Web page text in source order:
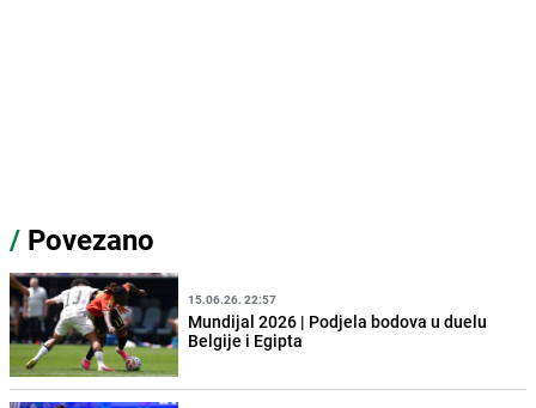
/ Povezano
15.06.26. 22:57
Mundijal 2026 | Podjela bodova u duelu
Belgije i Egipta